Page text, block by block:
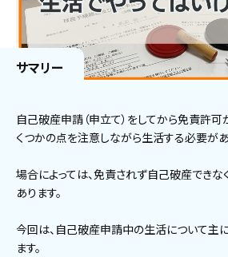
サマリー
自己破産申請（申立て）をしてから免責許可
くつかの点を注意しながら生活する必要があ
場合によっては、免責されず自己破産できな
あります。
今回は、自己破産申請中の生活について主
ます。